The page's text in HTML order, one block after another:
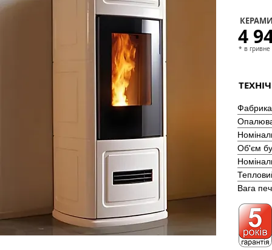
4
* в гривне
Фабрика
Об'єм
Вага